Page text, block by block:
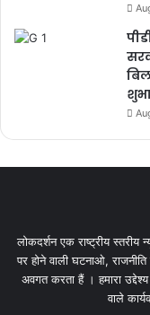
लोकदर्शन एक राष्ट्रीय स्तरीय
पर होने वाली घटनाओ,
अवगत करता हैं । हमारा
वाले